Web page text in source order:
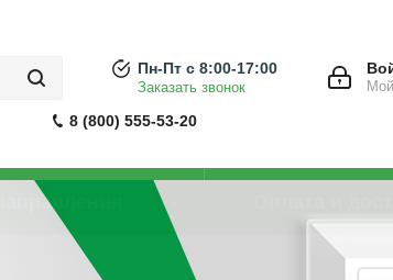
8 (800) 555-53-20
Пн-Пт с 8:00-17:00
Заказать звонок
Направления